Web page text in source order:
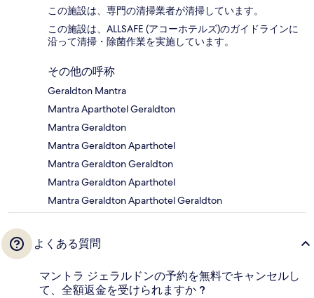
この施設は、専門の清掃業者が清掃しています。
この施設は、ALLSAFE (アコーホテルズ)のガイドラインに
沿って清掃・除菌作業を実施しています。
その他の呼称
Geraldton Mantra
Mantra Aparthotel Geraldton
Mantra Geraldton
Mantra Geraldton Aparthotel
Mantra Geraldton Geraldton
Mantra Geraldton Aparthotel
Mantra Geraldton Aparthotel Geraldton
よくある質問
マントラ ジェラルドンの予約を無料でキャンセルし
て、全額返金を受けられますか ?